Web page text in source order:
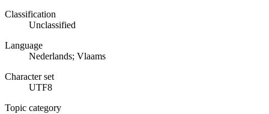
Classification
Unclassified
Language
Nederlands; Vlaams
Character set
UTF8
Topic category